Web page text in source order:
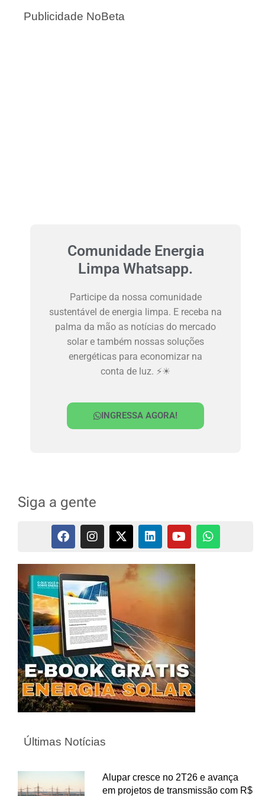
Publicidade NoBeta
Comunidade Energia
Limpa Whatsapp.
Participe da nossa comunidade
sustentável de energia limpa. E receba na
palma da mão as notícias do mercado
solar e também nossas soluções
energéticas para economizar na
conta de luz. ⚡☀
INGRESSA AGORA!
Siga a gente
Últimas Notícias
Alupar cresce no 2T26 e avança
em projetos de transmissão com R$